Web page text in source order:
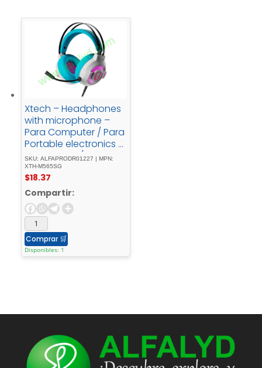
Xtech – Headphones
with microphone –
Para Computer / Para
Portable electronics /
Para Tablet / Para
Cellular phone -
WiredGaming
SKU: ALFAPRODR01227 | MPN:
XTH-M565SG
$18.37
Compartir:
Comprar 🛒
Disponibles: 1